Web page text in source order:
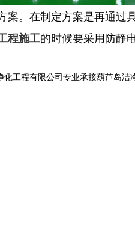
。在制定方案是再通
程施工的时候要采用防静
工程有限公司专业承接葫芦岛